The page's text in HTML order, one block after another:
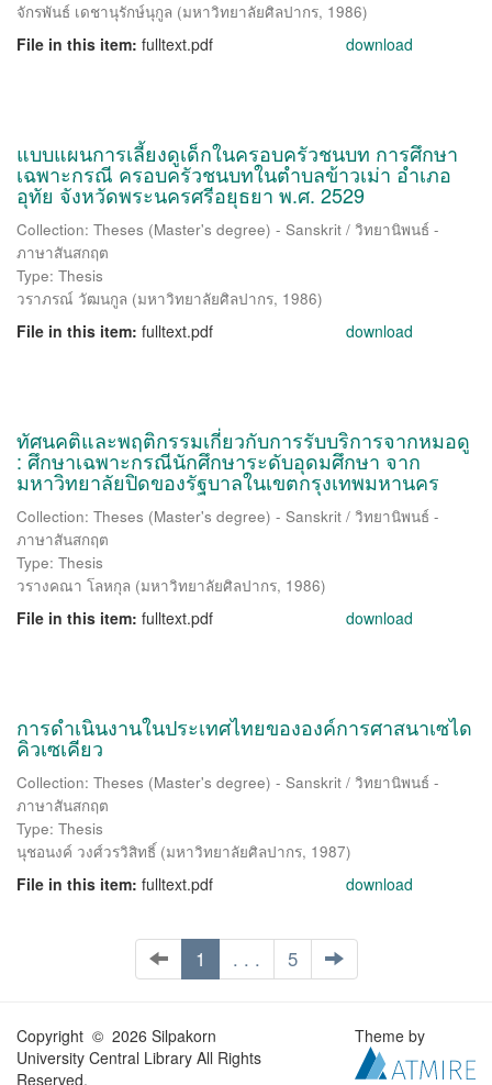
จักรพันธ์ เดชานุรักษ์นุกูล (มหาวิทยาลัยศิลปากร, 1986)
File in this item: fulltext.pdf download
แบบแผนการเลี้ยงดูเด็กในครอบครัวชนบท การศึกษา
เฉพาะกรณี ครอบครัวชนบทในตำบลข้าวเม่า อำเภอ
อุทัย จังหวัดพระนครศรีอยุธยา พ.ศ. 2529
Collection: Theses (Master's degree) - Sanskrit / วิทยานิพนธ์ -
ภาษาสันสกฤต
Type: Thesis
วราภรณ์ วัฒนกูล (มหาวิทยาลัยศิลปากร, 1986)
File in this item: fulltext.pdf download
ทัศนคติและพฤติกรรมเกี่ยวกับการรับบริการจากหมอดู
: ศึกษาเฉพาะกรณีนักศึกษาระดับอุดมศึกษา จาก
มหาวิทยาลัยปิดของรัฐบาลในเขตกรุงเทพมหานคร
Collection: Theses (Master's degree) - Sanskrit / วิทยานิพนธ์ -
ภาษาสันสกฤต
Type: Thesis
วรางคณา โลหกุล (มหาวิทยาลัยศิลปากร, 1986)
File in this item: fulltext.pdf download
การดำเนินงานในประเทศไทยขององค์การศาสนาเซได
คิวเซเคียว
Collection: Theses (Master's degree) - Sanskrit / วิทยานิพนธ์ -
ภาษาสันสกฤต
Type: Thesis
นุชอนงค์ วงศ์วรวิสิทธิ์ (มหาวิทยาลัยศิลปากร, 1987)
File in this item: fulltext.pdf download
1 . . . 5
Copyright © 2026 Silpakorn
University Central Library All Rights
Reserved.
Theme by